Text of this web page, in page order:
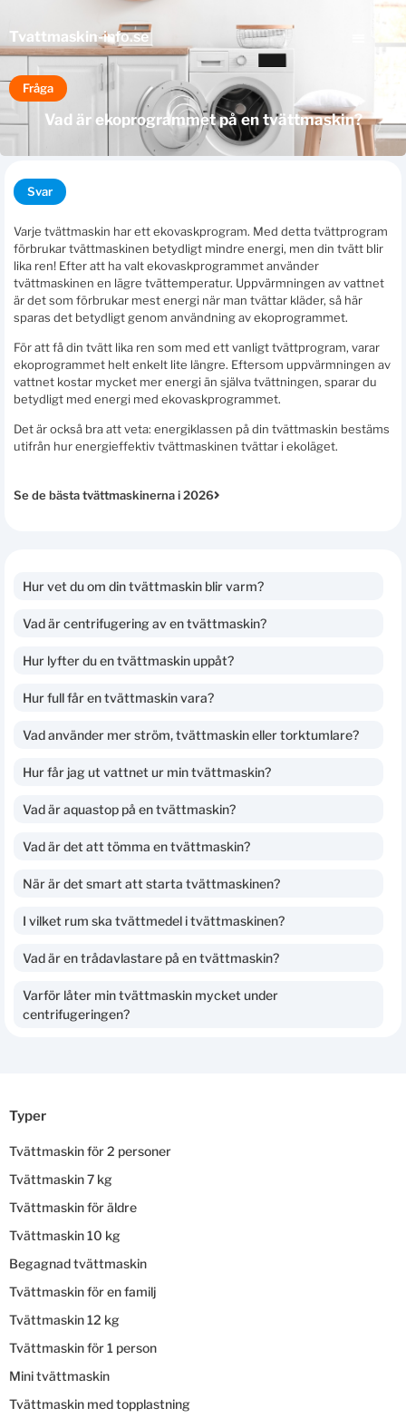
Tvattmaskin-info.se
Fråga
Vad är ekoprogrammet på en tvättmaskin?
Svar
Varje tvättmaskin har ett ekovaskprogram. Med detta tvättprogram
förbrukar tvättmaskinen betydligt mindre energi, men din tvätt blir
lika ren! Efter att ha valt ekovaskprogrammet använder
tvättmaskinen en lägre tvättemperatur. Uppvärmningen av vattnet
är det som förbrukar mest energi när man tvättar kläder, så här
sparas det betydligt genom användning av ekoprogrammet.
För att få din tvätt lika ren som med ett vanligt tvättprogram, varar
ekoprogrammet helt enkelt lite längre. Eftersom uppvärmningen av
vattnet kostar mycket mer energi än själva tvättningen, sparar du
betydligt med energi med ekovaskprogrammet.
Det är också bra att veta: energiklassen på din tvättmaskin bestäms
utifrån hur energieffektiv tvättmaskinen tvättar i ekoläget.
Se de bästa tvättmaskinerna i 2026
Hur vet du om din tvättmaskin blir varm?
Vad är centrifugering av en tvättmaskin?
Hur lyfter du en tvättmaskin uppåt?
Hur full får en tvättmaskin vara?
Vad använder mer ström, tvättmaskin eller torktumlare?
Hur får jag ut vattnet ur min tvättmaskin?
Vad är aquastop på en tvättmaskin?
Vad är det att tömma en tvättmaskin?
När är det smart att starta tvättmaskinen?
I vilket rum ska tvättmedel i tvättmaskinen?
Vad är en trådavlastare på en tvättmaskin?
Varför låter min tvättmaskin mycket under
centrifugeringen?
Typer
Tvättmaskin för 2 personer
Tvättmaskin 7 kg
Tvättmaskin för äldre
Tvättmaskin 10 kg
Begagnad tvättmaskin
Tvättmaskin för en familj
Tvättmaskin 12 kg
Tvättmaskin för 1 person
Mini tvättmaskin
Tvättmaskin med topplastning